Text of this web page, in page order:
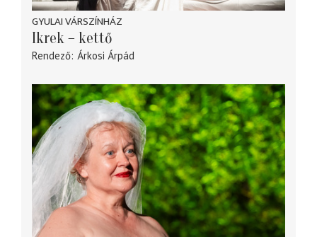
GYULAI VÁRSZÍNHÁZ
Ikrek – kettő
Rendező Árkosi Árpád